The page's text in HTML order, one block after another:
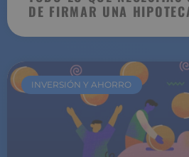
DE FIRMAR UNA
INVERSIÓN Y AHORRO